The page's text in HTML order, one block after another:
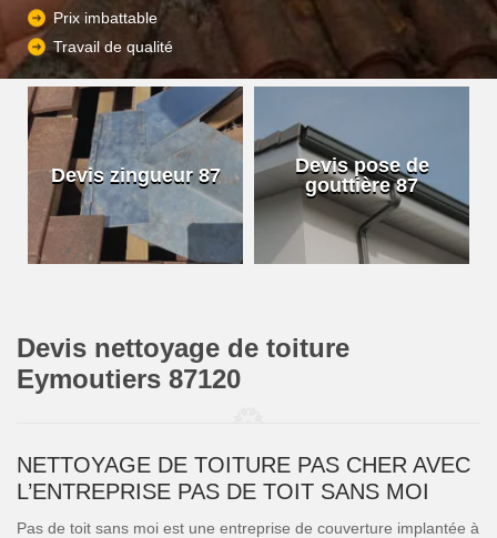
Prix imbattable
Travail de qualité
Devis zingueur 87
Devis pose de
gouttière 87
Devis nettoyage de toiture
Eymoutiers 87120
NETTOYAGE DE TOITURE PAS CHER AVEC
L’ENTREPRISE PAS DE TOIT SANS MOI
Pas de toit sans moi est une entreprise de couverture implantée à